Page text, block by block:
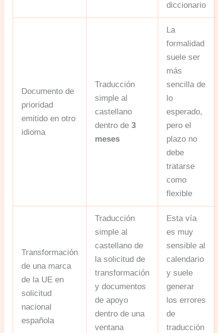
diccionario
Documento de
prioridad
emitido en otro
idioma
Traducción
simple al
castellano
dentro de3
meses
La
formalidad
suele ser
más
sencilla de
lo
esperado,
pero el
plazo no
debe
tratarse
como
flexible
Transformación
de una marca
de la UE en
solicitud
nacional
española
Traducción
simple al
castellano de
la solicitud de
transformación
y documentos
de apoyo
dentro de una
ventana
Esta vía
es muy
sensible al
calendario
y suele
generar
los errores
de
traducción